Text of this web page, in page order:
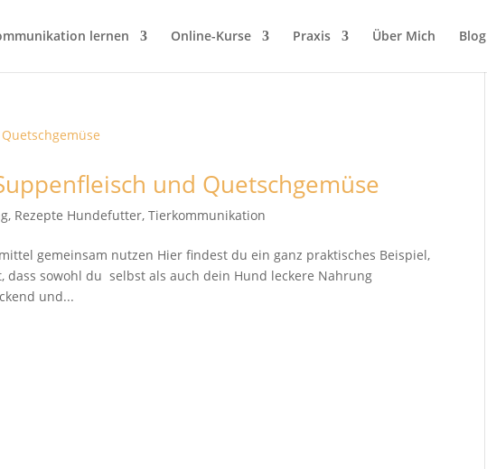
lernen Online-Kurse Praxis Über Mich Blog
und Quetschgemüse
, Rezepte Hundefutter,Tierkommunikation
gemeinsam nutzen Hier findest du ein ganz praktisches Beispiel,
dass sowohl du selbst als auch dein Hund leckere Nahrung
und...